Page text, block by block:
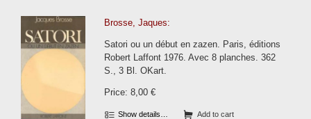
Brosse, Jaques:
Satori ou un début en zazen. Paris, éditions
Robert Laffont 1976. Avec 8 planches. 362
S., 3 Bl. OKart.
Price: 8,00 €
Show details… Add to cart